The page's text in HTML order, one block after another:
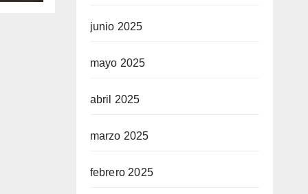
junio 2025
mayo 2025
abril 2025
marzo 2025
febrero 2025